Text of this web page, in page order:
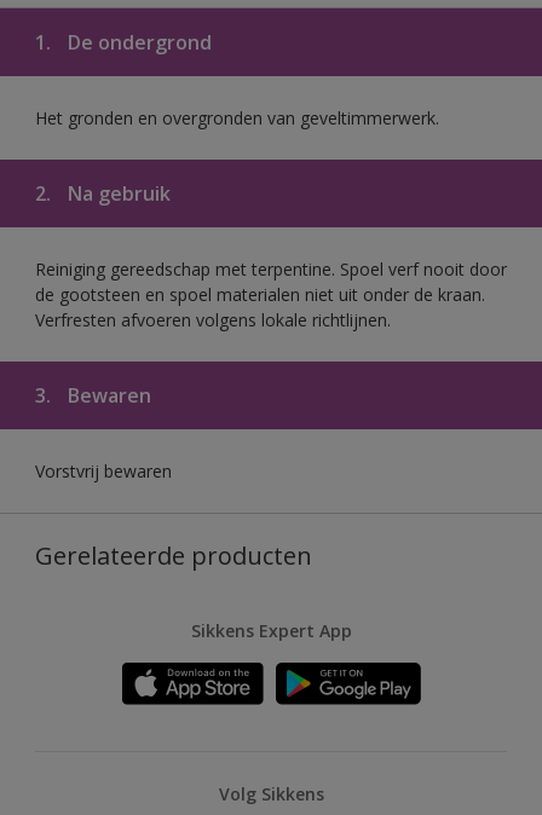
1. De ondergrond
Het gronden en overgronden van geveltimmerwerk.
2. Na gebruik
Reiniging gereedschap met terpentine. Spoel verf nooit door
de gootsteen en spoel materialen niet uit onder de kraan.
Verfresten afvoeren volgens lokale richtlijnen.
3. Bewaren
Vorstvrij bewaren
Gerelateerde producten
Sikkens Expert App
Volg Sikkens